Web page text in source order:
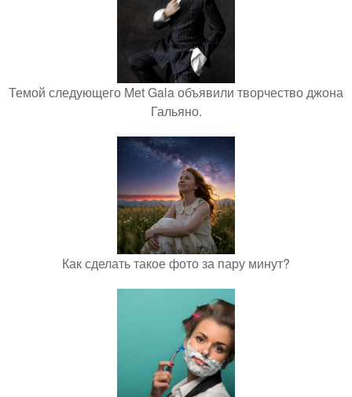
Темой следующего Met Gala объявили творчество джона
Гальяно.
Как сделать такое фото за пару минут?